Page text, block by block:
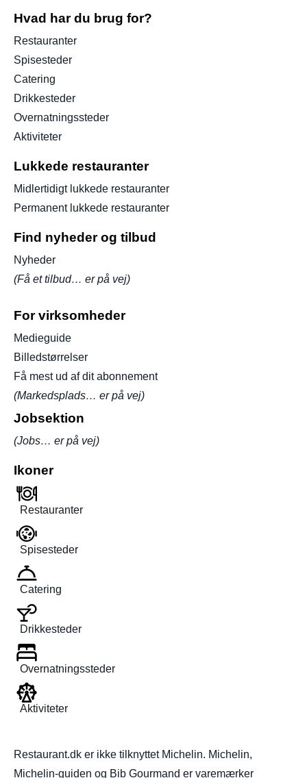
Hvad har du brug for?
Restauranter
Spisesteder
Catering
Drikkesteder
Overnatningssteder
Aktiviteter
Lukkede restauranter
Midlertidigt lukkede restauranter
Permanent lukkede restauranter
Find nyheder og tilbud
Nyheder
(Få et tilbud… er på vej)
For virksomheder
Medieguide
Billedstørrelser
Få mest ud af dit abonnement
(Markedsplads… er på vej)
Jobsektion
(Jobs… er på vej)
Ikoner
Restauranter
Spisesteder
Catering
Drikkesteder
Overnatningssteder
Aktiviteter
Restaurant.dk er ikke tilknyttet Michelin. Michelin,
Michelin-guiden og Bib Gourmand er varemærker